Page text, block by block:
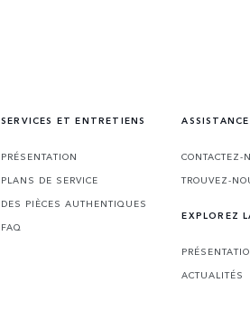
SERVICES ET ENTRETIENS
PRÉSENTATION
PLANS DE SERVICE
DES PIÈCES AUTHENTIQUES
FAQ
ASSISTANCE
CONTACTEZ-
TROUVEZ-
EXPLOREZ
ACTUALITÉS